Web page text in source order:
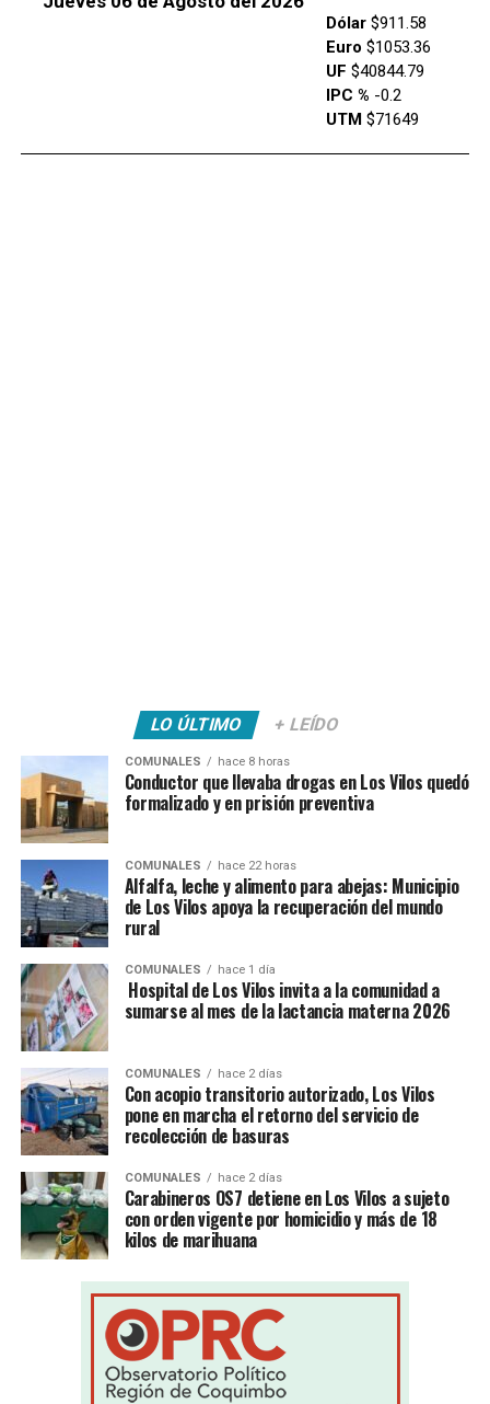
Dólar$911.58
Euro $1053.36
UF $40844.79
IPC % -0.2
UTM$71649
LO ÚLTIMO + LEÍDO
COMUNALES hace 8 horas
Conductor que llevaba drogas en Los Vilos quedó
formalizado y en prisión preventiva
COMUNALES hace 22 horas
Alfalfa, leche y alimento para abejas: Municipio
de Los Vilos apoya la recuperación del mundo
rural
COMUNALES hace 1 día
Hospital de Los Vilos invita a la comunidad a
sumarse al mes de la lactancia materna 2026
COMUNALES hace 2 días
Con acopio transitorio autorizado, Los Vilos
pone en marcha el retorno del servicio de
recolección de basuras
COMUNALES hace 2 días
Carabineros OS7 detiene en Los Vilos a sujeto
con orden vigente por homicidio y más de 18
kilos de marihuana